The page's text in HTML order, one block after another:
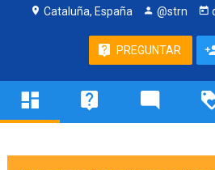
Cataluña, España @strn
PREGUNTAR